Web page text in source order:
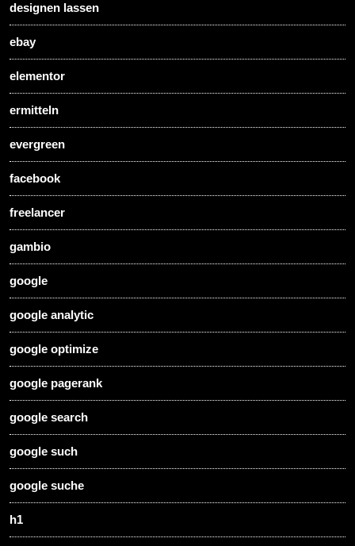
designen lassen
ebay
elementor
ermitteln
evergreen
facebook
freelancer
gambio
google
google analytic
google optimize
google pagerank
google search
google such
google suche
h1